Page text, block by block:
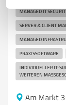
MANAGED IT
SERVER & CLIENT
MANAGED
PRAXISSOFTWARE
INDIVIDUELLER IT-
WEITEREN
Am Markt